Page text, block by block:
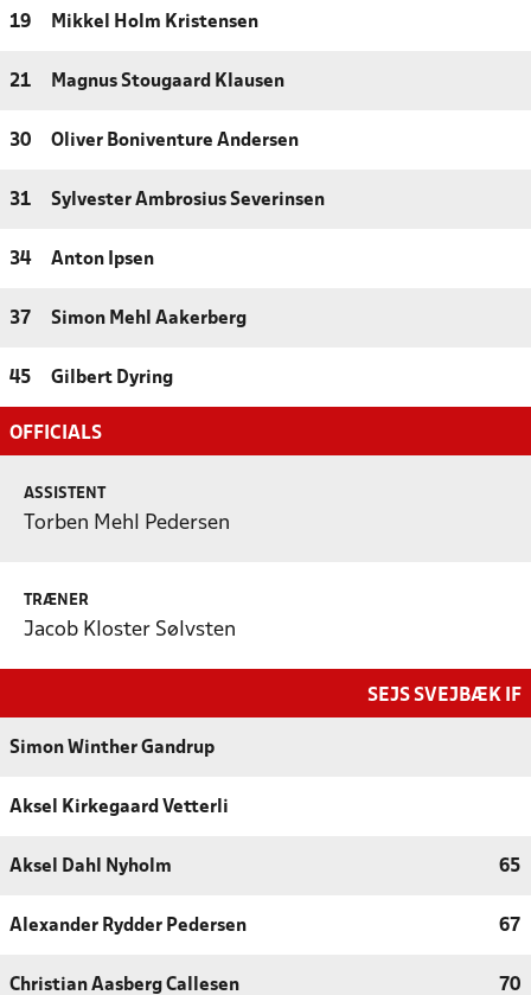
19 Mikkel Holm Kristensen
21 Magnus Stougaard Klausen
30 Oliver Boniventure Andersen
31 Sylvester Ambrosius Severinsen
34 Anton Ipsen
37 Simon Mehl Aakerberg
45 Gilbert Dyring
OFFICIALS
ASSISTENT
Torben Mehl Pedersen
TRÆNER
Jacob Kloster Sølvsten
SEJS SVEJBÆK IF
Simon Winther Gandrup
Aksel Kirkegaard Vetterli
Aksel Dahl Nyholm 65
Alexander Rydder Pedersen 67
Christian Aasberg Callesen 70